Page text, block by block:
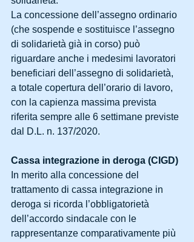
La concessione dell’assegno ordinario
(che sospende e sostituisce l’assegno
di solidarietà già in corso) può
riguardare anche i medesimi lavoratori
beneficiari dell’assegno di solidarietà,
a totale copertura dell’orario di lavoro,
con la capienza massima prevista
riferita sempre alle 6 settimane previste
dal D.L. n. 137/2020.
Cassa integrazione in deroga (CIGD)
In merito alla concessione del
trattamento di cassa integrazione in
deroga si ricorda l’obbligatorietà
dell’accordo sindacale con le
rappresentanze comparativamente più